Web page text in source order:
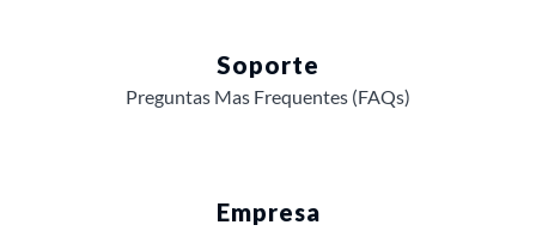
Soporte
Preguntas Mas Frequentes (FAQs)
Empresa